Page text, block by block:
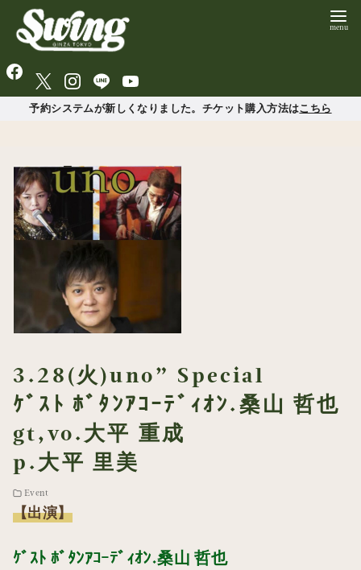
予約システムが新しくなりました。チケット購入方法はこちら
3.28(火)uno” Special
ｹﾞｽﾄ ﾎﾞﾀﾝｱｺｰﾃﾞｨｵﾝ.桑山 哲也
gt,vo.大平 重成
p.大平 里美
Event
【出演】
ｹﾞｽﾄ ﾎﾞﾀﾝｱｺｰﾃﾞｨｵﾝ.桑山 哲也